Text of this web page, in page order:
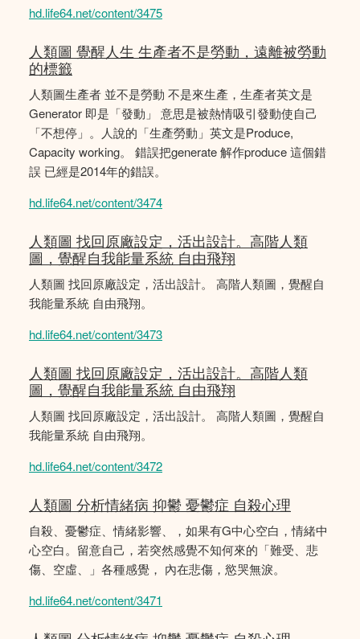
hd.life64.net/content/3475
人類圖 覺醒人生 生產者不是勞動，遠離被勞動
的標籤
人類圖生產者 並不是勞動 不是來生產，生產者英文是
Generator 即是「發動」 意思是被熱情吸引發動使自己
「不想停」。人說的「生產勞動」英文是Produce,
Capacity working。 錯誤把generate 解作produce 這個錯
誤 已經是2014年的錯誤。
hd.life64.net/content/3474
人類圖 找回原廠設定，活出設計。高階人類
圖，覺醒自我能量系統 自由飛翔
人類圖 找回原廠設定，活出設計。 高階人類圖，覺醒自
我能量系統 自由飛翔。
hd.life64.net/content/3473
人類圖 找回原廠設定，活出設計。高階人類
圖，覺醒自我能量系統 自由飛翔
人類圖 找回原廠設定，活出設計。 高階人類圖，覺醒自
我能量系統 自由飛翔。
hd.life64.net/content/3472
人類圖 分析情緒病 抑鬱 憂鬱症 自殺心理
自殺、憂鬱症、情緒影響、，如果有G中心空白，情緒中
心空白。留意自己，若突然感覺不知何來的「難受、悲
傷、空虛、」各種感覺， 內在悲傷，慾哭無淚。
hd.life64.net/content/3471